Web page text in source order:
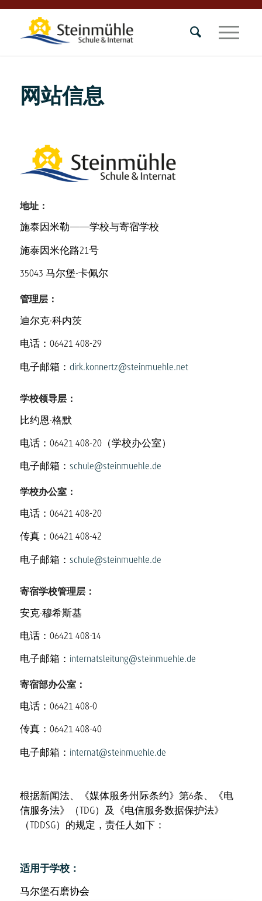
网站信息
地址：
施泰因米勒——学校与寄宿学校
施泰因米伦路21号
35043 马尔堡-卡佩尔
管理层：
迪尔克·科内茨
电话：06421 408-29
电子邮箱： dirk.konnertz@steinmuehle.net
学校领导层：
比约恩·格默
电话：06421 408-20（学校办公室）
电子邮箱： schule@steinmuehle.de
学校办公室：
电话：06421 408-20
传真：06421 408-42
电子邮箱： schule@steinmuehle.de
寄宿学校管理层：
安克·穆希斯基
电话：06421 408-14
电子邮箱： internatsleitung@steinmuehle.de
寄宿部办公室：
电话：06421 408-0
传真：06421 408-40
电子邮箱： internat@steinmuehle.de
根据新闻法、《媒体服务州际条约》第6条、《电
信服务法》（TDG）及《电信服务数据保护法》
（TDDSG）的规定，责任人如下：
适用于学校：
马尔堡石磨协会